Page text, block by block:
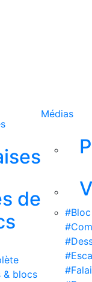
de
& blocs
Médias
#Bloc